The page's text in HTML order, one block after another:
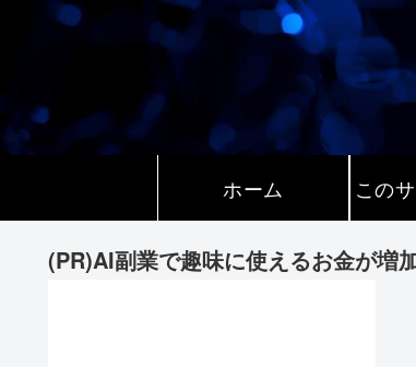
ホーム この
(PR)AI副業で趣味に使えるお金が増